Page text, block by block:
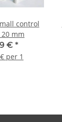
control
mm
€ *
per 1